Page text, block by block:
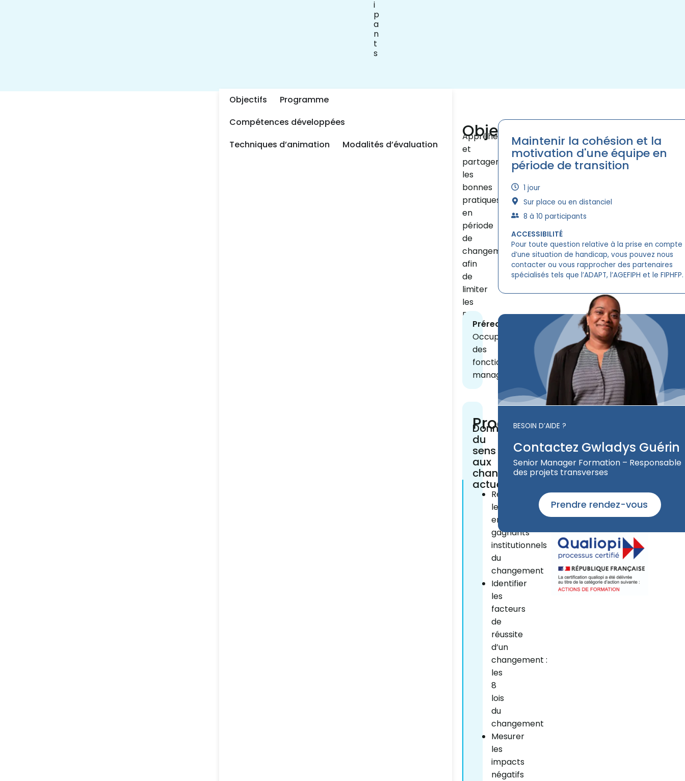
i
p
a
n
t
s
Objectifs
Programme
Compétences développées​
Techniques d’animation​
Modalités d’évaluation​
Objectifs
Appréhender
et
partager
les
bonnes
pratiques managériales
en
période
de
changement
afin
de
limiter
les
RPS
Prérequis
Occuper
des
fonctions
managériales
Programme
Donner
du
sens
aux
changements
actuels
Reconnaître
les
enjeux
gagnants
institutionnels
du
changement
Identifier
les
facteurs
de
réussite
d’un
changement :
les
8
lois
du
changement
Mesurer
les
impacts
négatifs
Maintenir la cohésion et la
motivation d'une équipe en
période de transition
1 jour
Sur place ou en distanciel
8 à 10 participants
ACCESSIBILITÉ
Pour toute question relative à la prise en compte
d’une situation de handicap, vous pouvez nous
contacter ou vous rapprocher des partenaires
spécialisés tels que l’ADAPT, l’AGEFIPH et le FIPHFP.
BESOIN D’AIDE ?
Contactez Gwladys Guérin
Senior Manager Formation – Responsable
des projets transverses
Prendre rendez-vous